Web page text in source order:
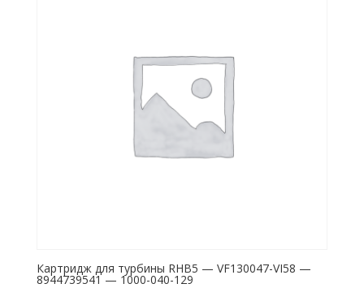
Картридж для турбины RHB5 — VF130047-VI58 —
8944739541 — 1000-040-129